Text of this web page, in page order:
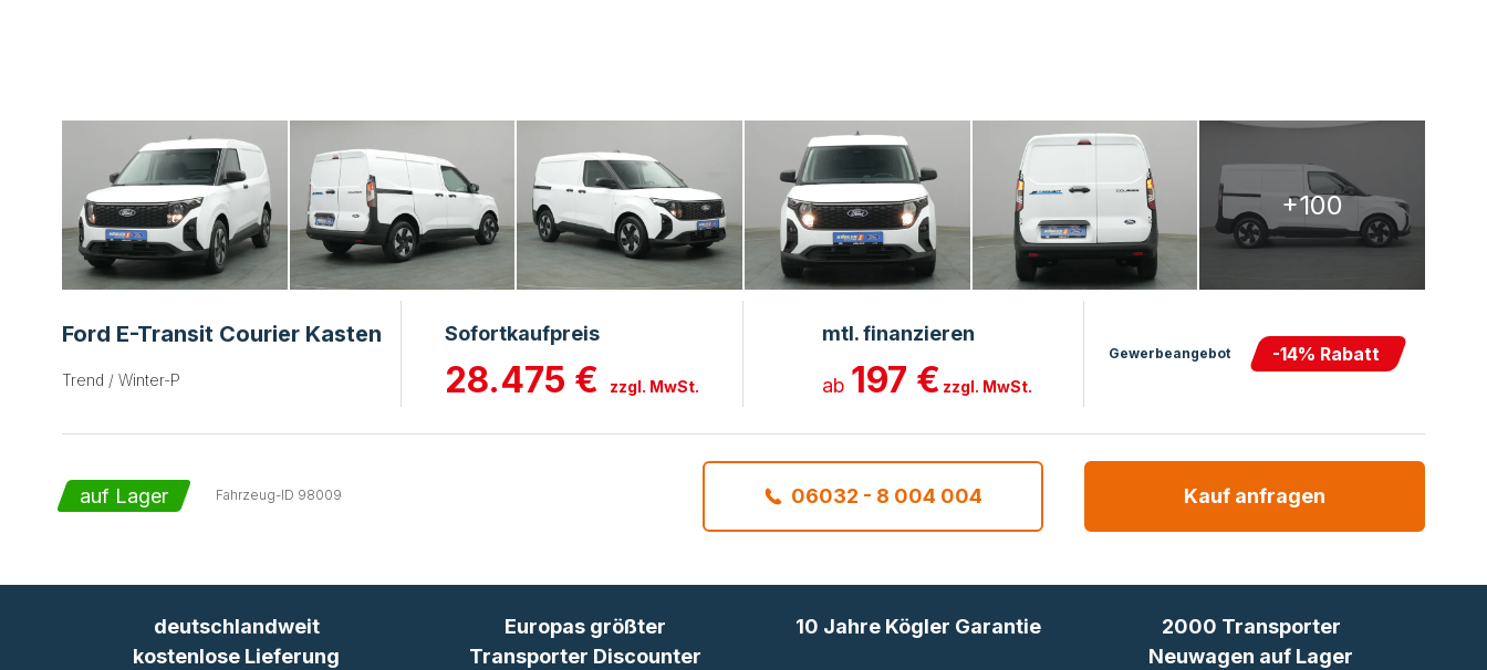
+100
Ford E-Transit Courier Kasten
Trend / Winter-P
Sofortkaufpreis
28.475 € zzgl. MwSt.
mtl. finanzieren
ab 197 € zzgl. MwSt.
Gewerbeangebot -14% Rabatt
auf Lager Fahrzeug-ID 98009 06032 - 8 004 004 Kauf anfragen
deutschlandweit
kostenlose Lieferung
Europas größter
Transporter Discounter
10 Jahre Kögler Garantie
2000 Transporter
Neuwagen auf Lager